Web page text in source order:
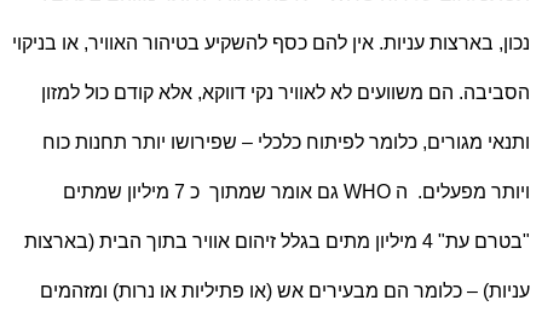
נכון, בארצות עניות. אין להם כסף להשקיע בטיהור האוויר, או בניקוי
הסביבה. הם משוועים לא לאוויר נקי דווקא, אלא קודם כול למזון
ותנאי מגורים, כלומר לפיתוח כלכלי – שפירושו יותר תחנות כוח
ויותר מפעלים. ה WHO גם אומר שמתוך כ 7 מיליון שמתים
"בטרם עת" 4 מיליון מתים בגלל זיהום אוויר בתוך הבית (בארצות
עניות) – כלומר הם מבעירים אש (או פתיליות או נרות) ומזהמים